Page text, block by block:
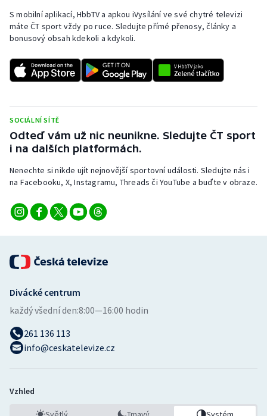
Ragby
Rychlobruslení
Rychlostní kanoistika
Sportovní střelba
Triatlon
Veslování
Volejbal
S mobilní aplikací, HbbTV a apkou iVysílání ve své chytré televizi
máte ČT sport vždy po ruce. Sledujte přímé přenosy, články a
bonusový obsah kdekoli a kdykoli.
SOCIÁLNÍ SÍTĚ
Odteď vám už nic neunikne. Sledujte ČT sport
i na dalších platformách.
Nenechte si nikde ujít nejnovější sportovní události. Sledujte nás i
na Facebooku, X, Instagramu, Threads či YouTube a buďte v obraze.
Divácké centrum
každý všední den:8:00—16:00 hodin
261 136 113
info@ceskatelevize.cz
Vzhled